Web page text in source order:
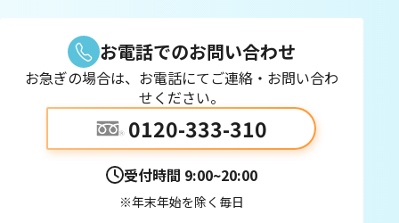
お電話でのお問い合わせ
お急ぎの場合は、お電話にてご連絡・お問い合わ
せください。
0120-333-310
受付時間 9:00~20:00
※年末年始を除く毎日